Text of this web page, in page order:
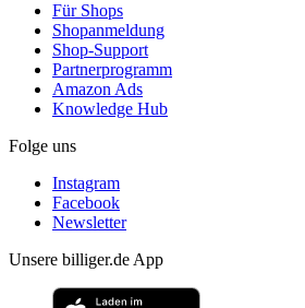
Für Shops
Shopanmeldung
Shop-Support
Partnerprogramm
Amazon Ads
Knowledge Hub
Folge uns
Instagram
Facebook
Newsletter
Unsere billiger.de App